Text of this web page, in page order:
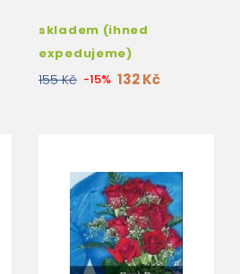
skladem (ihned
expedujeme)
155 Kč -15% 132 Kč